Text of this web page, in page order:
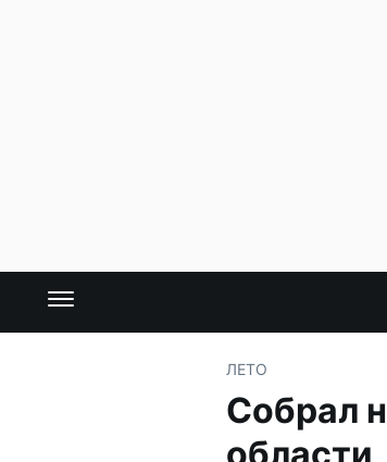
ЛЕТО
Собрал